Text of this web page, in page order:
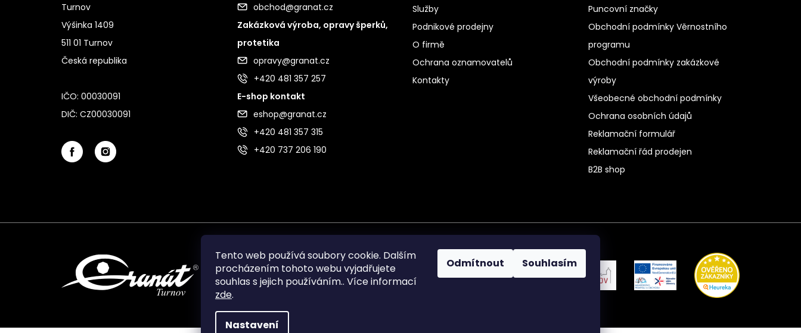
Tento web používá soubory cookie. Dalším
procházením tohoto webu vyjadřujete
souhlas s jejich používáním.. Více informací
zde.
Nastavení
Odmítnout Souhlasím
Turnov
Výšinka 1409
511 01 Turnov
Česká republika
IČO: 00030091
DIČ: CZ00030091
obchod@granat.cz
Zakázková výroba, opravy šperků,
protetika
opravy@granat.cz
+420 481 357 257
E-shop kontakt
eshop@granat.cz
+420 481 357 315
+420 737 206 190
Služby
Podnikové prodejny
O firmě
Ochrana oznamovatelů
Kontakty
Puncovní značky
Obchodní podmínky Věrnostního
programu
Obchodní podmínky zakázkové
výroby
Všeobecné obchodní podmínky
Ochrana osobních údajů
Reklamační formulář
Reklamační řád prodejen
B2B shop